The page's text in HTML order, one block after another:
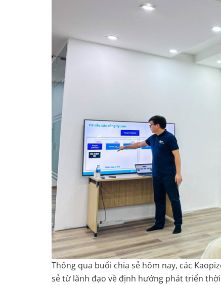
Thông qua buổi chia sẻ hôm nay, các
sẻ từ lãnh đạo về định hướng phát triển